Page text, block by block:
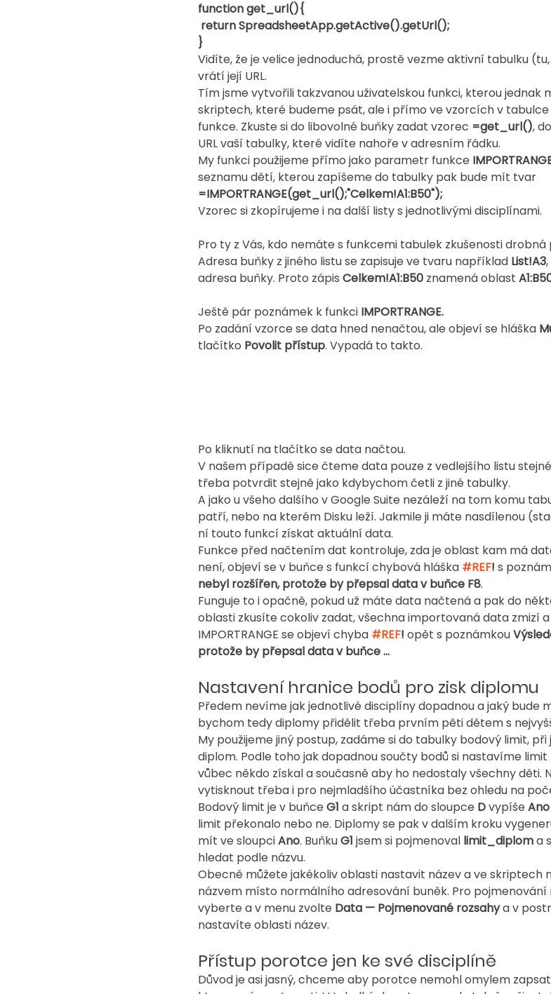
function get_url(){
return SpreadsheetApp.getActive().getUrl();
}
Vidíte, že je velice jednoduchá, prostě vezme aktivní tabulku
vrátí její URL.
Tím jsme vytvořili takzvanou uživatelskou funkci, kterou jednak
skriptech, které budeme psát, ale i přímo ve vzorcích v
funkce. Zkuste si do libovolné buňky zadat vzorec =get_url(),
URL vaší tabulky, které vidíte nahoře v adresním řádku.
My funkci použijeme přímo jako parametr funkce
seznamu dětí, kterou zapíšeme do tabulky pak bude mít tvar
=IMPORTRANGE(get_url();"Celkem!A1:B50");
Vzorec si zkopírujeme i na další listy s jednotlivými disciplínami.
Pro ty z Vás, kdo nemáte s funkcemi tabulek zkušenosti drobná
Adresa buňky z jiného listu se zapisuje ve tvaru například List!A3
adresa buňky. Proto zápis Celkem!A1:B50 znamená oblast
Ještě pár poznámek k funkci IMPORTRANGE.
Po zadání vzorce se data hned nenačtou, ale objeví se hláška
tlačítko Povolit přístup. Vypadá to takto.
Po kliknutí na tlačítko se data načtou.
V našem případě sice čteme data pouze z vedlejšího listu
třeba potvrdit stejně jako kdybychom četli z jiné tabulky.
A jako u všeho dalšího v Google Suite nezáleží na tom komu
patří, nebo na kterém Disku leží. Jakmile ji máte nasdílenou
ní touto funkcí získat aktuální data.
Funkce před načtením dat kontroluje, zda je oblast kam má
není, objeví se v buňce s funkcí chybová hláška #REF! s
nebyl rozšířen, protože by přepsal data v buňce F8.
Funguje to i opačně, pokud už máte data načtená a pak do
oblasti zkusíte cokoliv zadat, všechna importovaná data zmizí
IMPORTRANGE se objeví chyba #REF! opět s poznámkou
protože by přepsal data v buňce …
Nastavení hranice bodů pro zisk diplomu
Předem nevíme jak jednotlivé disciplíny dopadnou a jaký bude
bychom tedy diplomy přidělit třeba prvním pěti dětem s
My použijeme jiný postup, zadáme si do tabulky bodový limit,
diplom. Podle toho jak dopadnou součty bodů si nastavíme
vůbec někdo získal a současně aby ho nedostaly všechny děti.
vytisknout třeba i pro nejmladšího účastníka bez ohledu na
Bodový limit je v buňce G1 a skript nám do sloupce D vypíše Ano
limit překonalo nebo ne. Diplomy se pak v dalším kroku
mít ve sloupci Ano. Buňku G1 jsem si pojmenoval limit_diplom a
hledat podle názvu.
Obecně můžete jakékoliv oblasti nastavit název a ve
názvem místo normálního adresování buněk. Pro pojmenování
vyberte a v menu zvolte Data — Pojmenované rozsahy a v
nastavíte oblasti název.
Přístup porotce jen ke své disciplíně
Důvod je asi jasný, chceme aby porotce nemohl omylem